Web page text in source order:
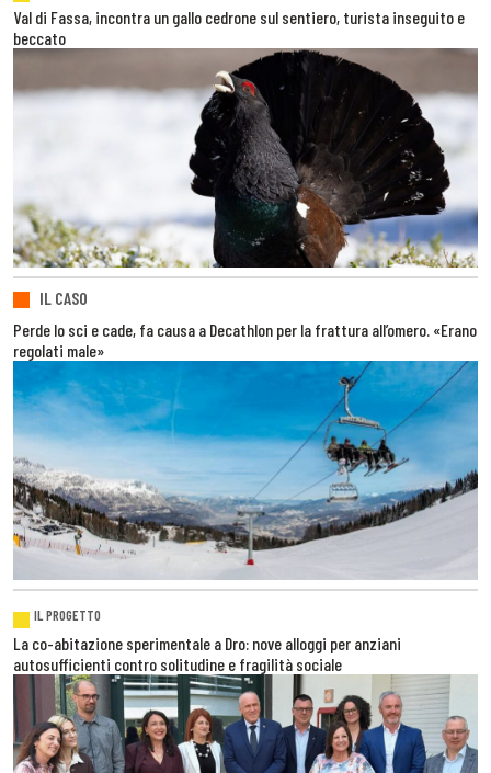
Val di Fassa, incontra un gallo cedrone sul sentiero, turista inseguito e
beccato
IL CASO
Perde lo sci e cade, fa causa a Decathlon per la frattura all’omero. «Erano
regolati male»
IL PROGETTO
La co-abitazione sperimentale a Dro: nove alloggi per anziani
autosufficienti contro solitudine e fragilità sociale